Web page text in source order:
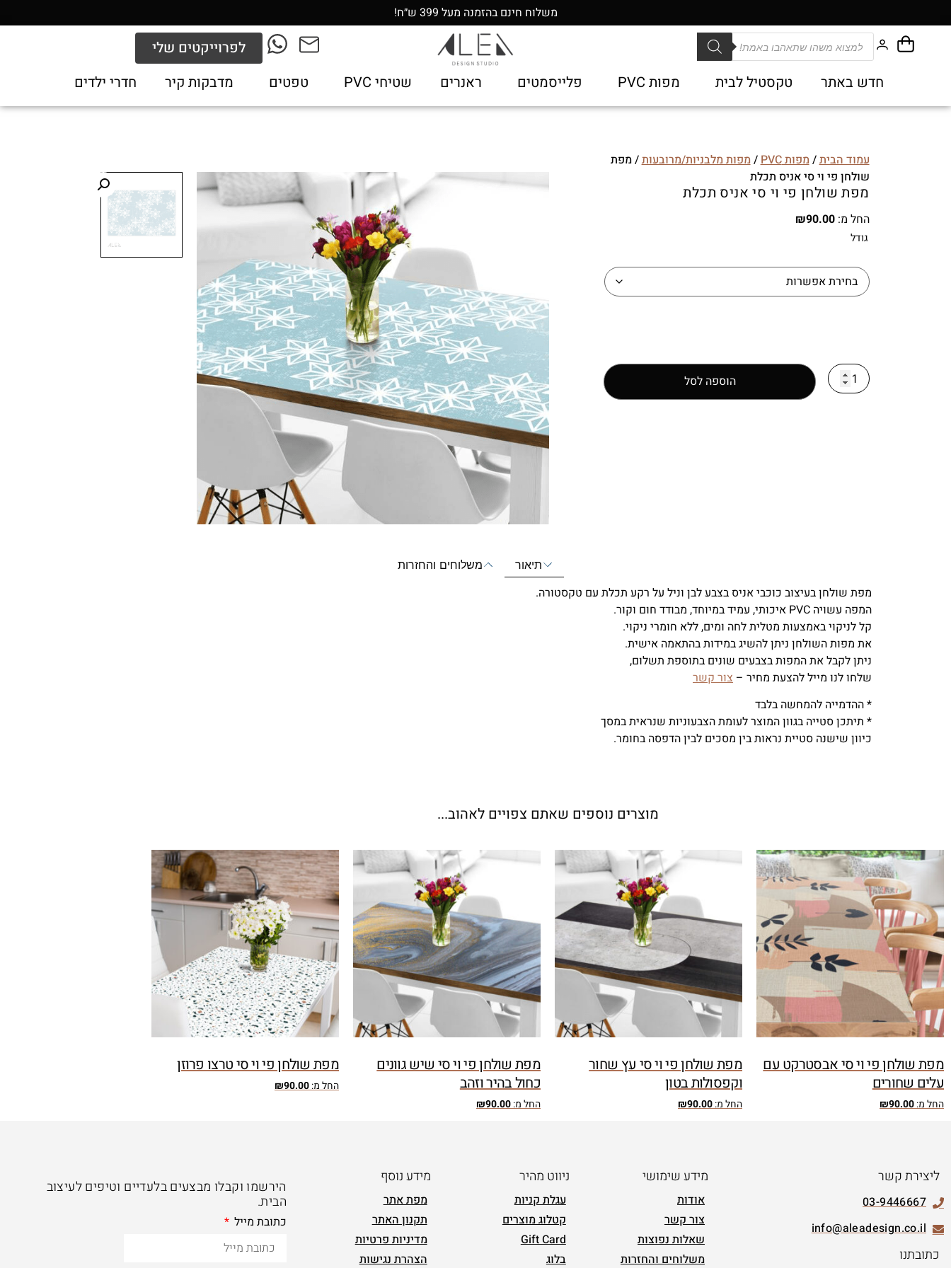
משלוח חינם בהזמנה מעל 399 ש״ח!
לפרוייקטים שלי
חדש באתר
טקסטיל לבית מפות PVC פלייסמטים ראנרים שטיחי PVC טפטים מדבקות קיר חדרי ילדים
עמוד הבית/מפות PVC /מפות מלבניות/מרובעות/ מפת
שולחן פי וי סי אניס תכלת
מפת שולחן פי וי סי אניס תכלת
החל מ: ₪90.00
גודל
הוספה לסל
תיאור משלוחים והחזרות
מפת שולחן בעיצוב כוכבי אניס בצבע לבן וניל על רקע תכלת עם טקסטורה.
המפה עשויה PVC איכותי, עמיד במיוחד, מבודד חום וקור.
קל לניקוי באמצעות מטלית לחה ומים, ללא חומרי ניקוי.
את מפות השולחן ניתן להשיג במידות בהתאמה אישית.
ניתן לקבל את המפות בצבעים שונים בתוספת תשלום,
שלחו לנו מייל להצעת מחיר – צור קשר
* ההדמייה להמחשה בלבד
* תיתכן סטייה בגוון המוצר לעומת הצבעוניות שנראית במסך
כיוון שישנה סטיית נראות בין מסכים לבין הדפסה בחומר.
מוצרים נוספים שאתם צפויים לאהוב...
מפת שולחן פי וי סי אבסטרקט עם
עלים שחורים
החל מ: ₪90.00
מפת שולחן פי וי סי עץ שחור
וקפסולות בטון
החל מ: ₪90.00
מפת שולחן פי וי סי שיש גוונים
כחול בהיר וזהב
החל מ: ₪90.00
מפת שולחן פי וי סי טרצו פרוזן
החל מ: ₪90.00
ליצירת קשר
03-9446667
info@aleadesign.co.il
כתובתנו
מידע שימושי
אודות
צור קשר
שאלות נפוצות
משלוחים והחזרות
ניווט מהיר
עגלת קניות
קטלוג מוצרים
Gift Card
בלוג
מידע נוסף
מפת אתר
תקנון האתר
מדיניות פרטיות
הצהרת נגישות
הירשמו וקבלו מבצעים בלעדיים וטיפים לעיצוב
הבית.
כתובת מייל